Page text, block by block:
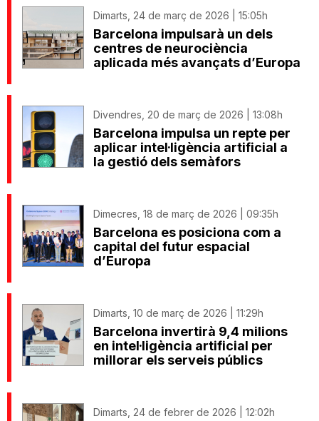
Dimarts, 24 de març de 2026 | 15:05h
Barcelona impulsarà un dels
centres de neurociència
aplicada més avançats d’Europa
Divendres, 20 de març de 2026 | 13:08h
Barcelona impulsa un repte per
aplicar intel·ligència artificial a
la gestió dels semàfors
Dimecres, 18 de març de 2026 | 09:35h
Barcelona es posiciona com a
capital del futur espacial
d’Europa
Dimarts, 10 de març de 2026 | 11:29h
Barcelona invertirà 9,4 milions
en intel·ligència artificial per
millorar els serveis públics
Dimarts, 24 de febrer de 2026 | 12:02h